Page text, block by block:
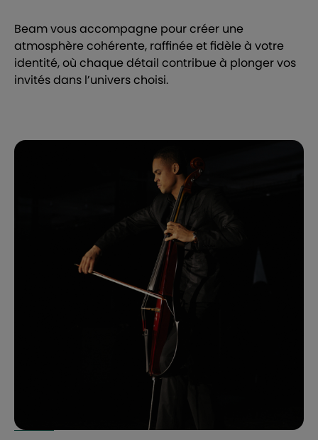
Beam vous accompagne pour créer une
atmosphère cohérente, raffinée et fidèle à votre
identité, où chaque détail contribue à plonger vos
invités dans l’univers choisi.